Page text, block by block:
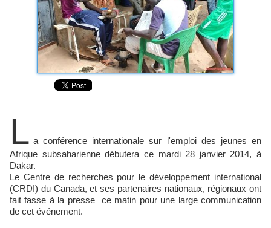
L a conférence internationale sur l'emploi des jeunes en
Afrique subsaharienne débutera ce mardi 28 janvier 2014, à
Dakar.
Le Centre de recherches pour le développement international
(CRDI) du Canada, et ses partenaires nationaux, régionaux ont
fait fasse à la presse ce matin pour une large communication
de cet événement.